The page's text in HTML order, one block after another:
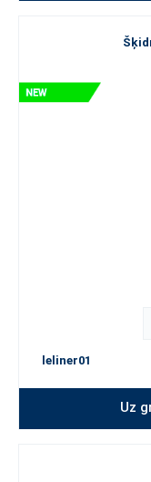
leliner01
Uz